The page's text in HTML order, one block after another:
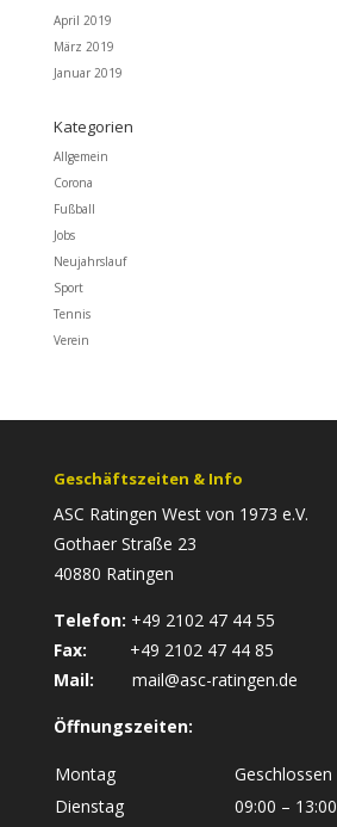
April 2019
März 2019
Januar 2019
Kategorien
Allgemein
Corona
Fußball
Jobs
Neujahrslauf
Sport
Tennis
Verein
Geschäftszeiten & Info
ASC Ratingen West von 1973 e.V.
Gothaer Straße 23
40880 Ratingen
Telefon: +49 2102 47 44 55
Fax: +49 2102 47 44 85
Mail:
mail@asc-ratingen.de
Öffnungszeiten:
Montag
Geschlossen
Dienstag
09:00 – 13:00